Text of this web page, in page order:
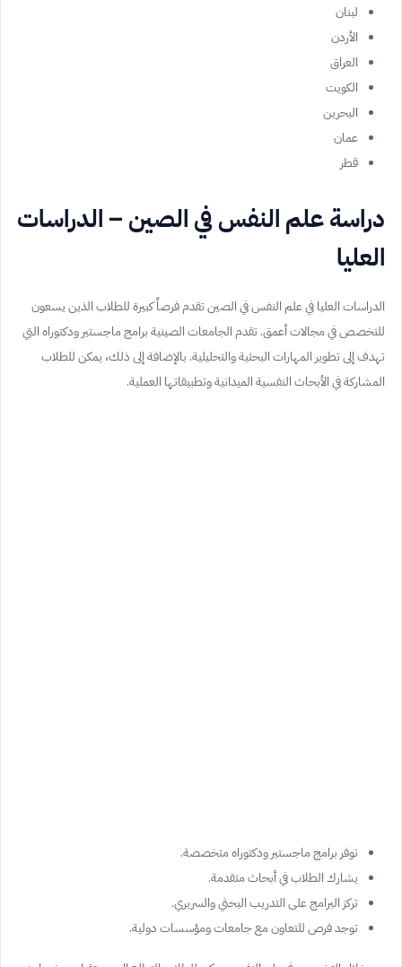
لبنان
الأردن
العراق
الكويت
البحرين
عمان
قطر
دراسة علم النفس في الصين – الدراسات
العليا
الدراسات العليا في علم النفس في الصين تقدم فرصاً كبيرة للطلاب الذين يسعون
للتخصص في مجالات أعمق. تقدم الجامعات الصينية برامج ماجستير ودكتوراه التي
تهدف إلى تطوير المهارات البحثية والتحليلية. بالإضافة إلى ذلك، يمكن للطلاب
المشاركة في الأبحاث النفسية الميدانية وتطبيقاتها العملية.
توفر برامج ماجستير ودكتوراه متخصصة.
يشارك الطلاب في أبحاث متقدمة.
تركز البرامج على التدريب البحثي والسريري.
توجد فرص للتعاون مع جامعات ومؤسسات دولية.